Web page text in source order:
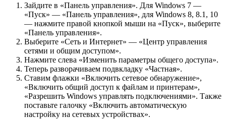
Зайдите в «Панель управления». Для Windows 7 —
«Пуск» — «Панель управления», для Windows 8, 8.1, 10
— нажмите правой кнопкой мыши на «Пуск», выберите
«Панель управления».
Выберите «Сеть и Интернет» — «Центр управления
сетями и общим доступом».
Нажмите слева «Изменить параметры общего доступа».
Теперь разворачиваем подвкладку «Частная».
Ставим флажки «Включить сетевое обнаружение»,
«Включить общий доступ к файлам и принтерам»,
«Разрешить Windows управлять подключениями». Также
поставьте галочку «Включить автоматическую
настройку на сетевых устройствах».